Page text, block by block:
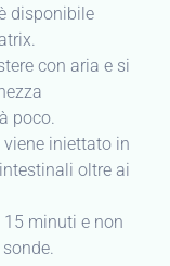
disponibile
con aria e si
poco.
iniettato in
oltre ai
15 minuti e non